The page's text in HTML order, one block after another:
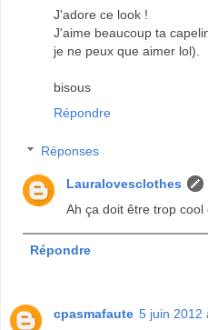
J'adore ce look !
J'aime beaucoup ta
je ne peux que aimer lol).
bisous
Répondre
Réponses
Lauralovesclothes
Ah ça doit être trop cool
Répondre
cpasmafaute 5 juin 2012